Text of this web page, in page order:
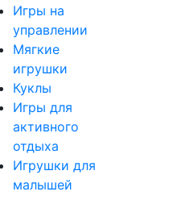
Игры на
управлении
Мягкие
игрушки
Куклы
Игры для
активного
отдыха
Игрушки для
малышей